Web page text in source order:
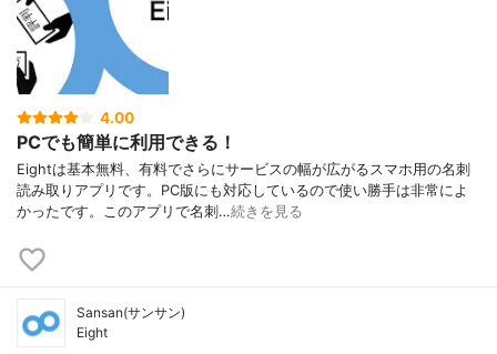
4.00
PCでも簡単に利用できる！
Eightは基本無料、有料でさらにサービスの幅が広がるスマホ用の名刺
読み取りアプリです。PC版にも対応しているので使い勝手は非常によ
かったです。このアプリで名刺…続きを見る
Sansan(サンサン)
Eight